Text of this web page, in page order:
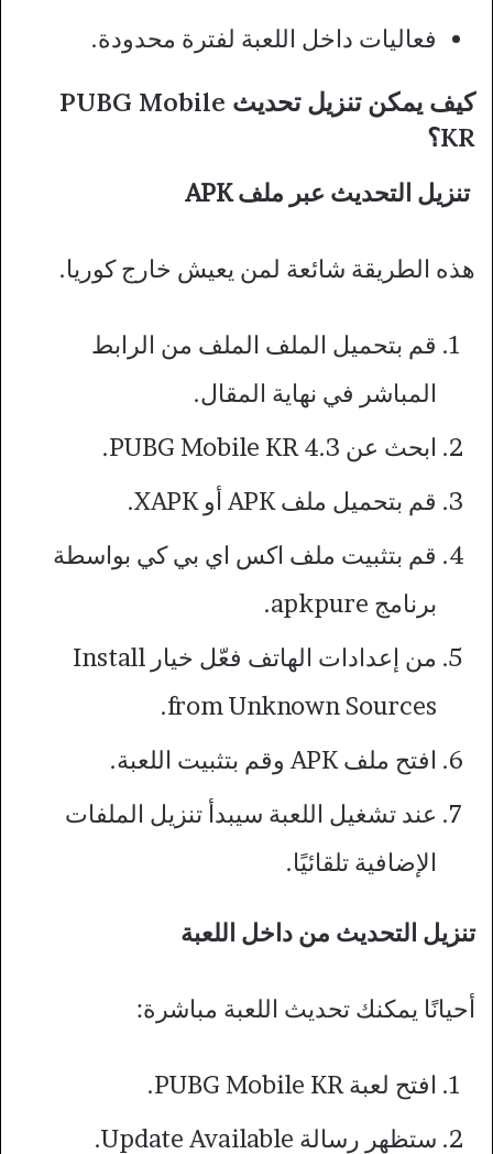
فعاليات داخل اللعبة لفترة محدودة.
كيف يمكن تنزيل تحديث PUBG Mobile
KR؟
تنزيل التحديث عبر ملف APK
هذه الطريقة شائعة لمن يعيش خارج كوريا.
قم بتحميل الملف الملف من الرابط
المباشر في نهاية المقال.
ابحث عن PUBG Mobile KR 4.3.
قم بتحميل ملف APK أو XAPK.
قم بتثبيت ملف اكس اي بي كي بواسطة
برنامج apkpure.
من إعدادات الهاتف فعّل خيار Install
from Unknown Sources.
افتح ملف APK وقم بتثبيت اللعبة.
عند تشغيل اللعبة سيبدأ تنزيل الملفات
الإضافية تلقائيًا.
تنزيل التحديث من داخل اللعبة
أحيانًا يمكنك تحديث اللعبة مباشرة:
افتح لعبة PUBG Mobile KR.
ستظهر رسالة Update Available.